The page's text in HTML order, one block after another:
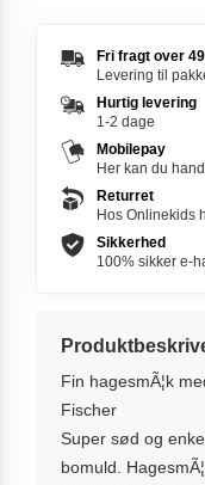
Fri fragt over
Levering til
Hurtig levering
1-2 dage
Mobilepay
Her kan du
Returret
Hos Onlinekids
Sikkerhed
100% sikker e-
Fin hagesmÃ¦k
Fischer
Super sød og
bomuld.